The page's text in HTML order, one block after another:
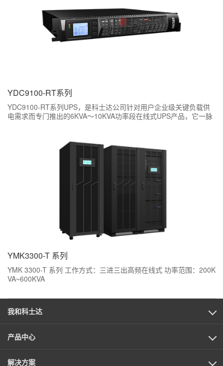
YDC9100-RT系列
YDC9100-RT系列UPS，是科士达公司针对用户企业级关键负载供
电需求而专门推出的6KVA～10KVA功率段在线式UPS产品，它一脉
YMK3300-T 系列
YMK 3300-T 系列 工作方式：三进三出高频在线式 功率范围：200K
VA~600KVA
我和科士达
产品中心
解决方案